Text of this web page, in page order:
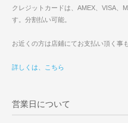
クレジットカードは、AMEX、VISA、
す。分割払い可能。
お近くの方は店鋪にてお支払い頂く事
詳しくは、こちら
営業日について